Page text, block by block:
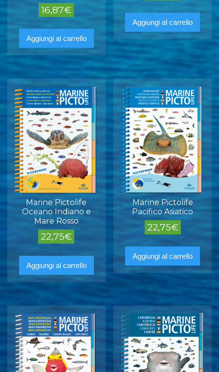
16,87€
Aggiungi al carrello
Aggiungi al carrello
Marine Pictolife
Oceano Indiano e
Mare Rosso
22,75€
Aggiungi al carrello
Marine Pictolife
Pacifico Asiatico
22,75€
Aggiungi al carrello